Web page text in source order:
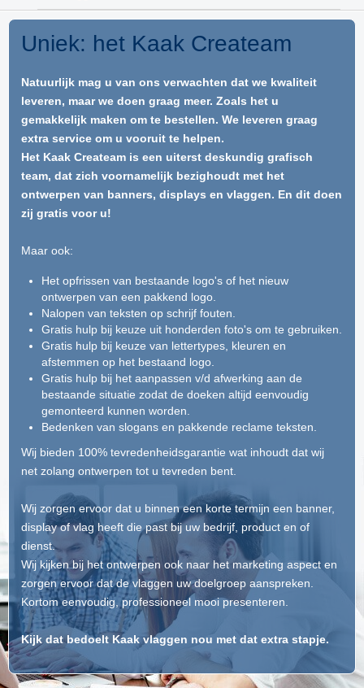
Uniek: het Kaak Createam
Natuurlijk mag u van ons verwachten dat we kwaliteit
leveren, maar we doen graag meer. Zoals het u
gemakkelijk maken om te bestellen. We leveren graag
extra service om u vooruit te helpen.
Het Kaak Createam is een uiterst deskundig grafisch
team, dat zich voornamelijk bezighoudt met het
ontwerpen van banners, displays en vlaggen. En dit doen
zij gratis voor u!
Maar ook:
Het opfrissen van bestaande logo's of het nieuw
ontwerpen van een pakkend logo.
Nalopen van teksten op schrijf fouten.
Gratis hulp bij keuze uit honderden foto's om te gebruiken.
Gratis hulp bij keuze van lettertypes, kleuren en
afstemmen op het bestaand logo.
Gratis hulp bij het aanpassen v/d afwerking aan de
bestaande situatie zodat de doeken altijd eenvoudig
gemonteerd kunnen worden.
Bedenken van slogans en pakkende reclame teksten.
Wij bieden 100% tevredenheidsgarantie wat inhoudt dat wij
net zolang ontwerpen tot u tevreden bent.
Wij zorgen ervoor dat u binnen een korte termijn een banner,
display of vlag heeft die past bij uw bedrijf, product en of
dienst.
Wij kijken bij het ontwerpen ook naar het marketing aspect en
zorgen ervoor dat de vlaggen uw doelgroep aanspreken.
Kortom eenvoudig, professioneel mooi presenteren.
Kijk dat bedoelt Kaak vlaggen nou met dat extra stapje.